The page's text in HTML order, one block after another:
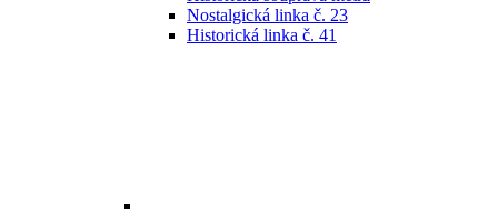
Nostalgická linka č. 23
Historická linka č. 41